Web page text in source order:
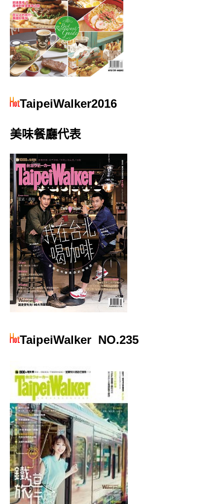
TaipeiWalker2016
美味餐廳代表
TaipeiWalker NO.235